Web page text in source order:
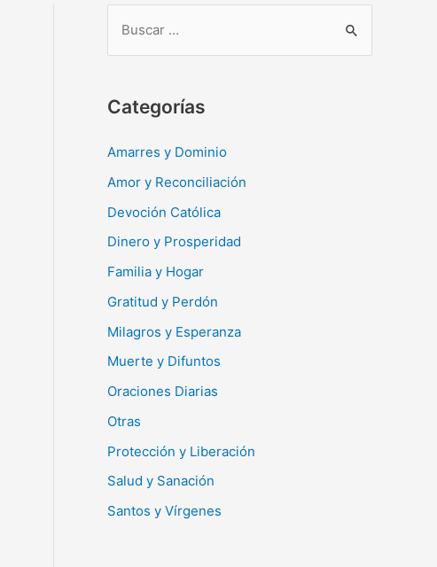
c
r
Categorías
Amarres y Dominio
Amor y Reconciliación
Devoción Católica
Dinero y Prosperidad
Familia y Hogar
Gratitud y Perdón
Milagros y Esperanza
Muerte y Difuntos
Oraciones Diarias
Otras
Protección y Liberación
Salud y Sanación
Santos y Vírgenes